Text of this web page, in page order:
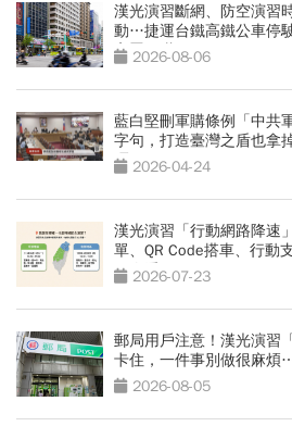
漢光演習斷網、防空演習
動…捷運台鐵高鐵公車停
高罰15萬
2026-08-06
藍白堅刪軍購條例「中共
字句，打造臺灣之盾也拿
嗎 2026-04-24
漢光演習「行動網路降速
單、QR Code搭車、行動
一次看
2026-07-23
郵局用戶注意！漢光演習
卡住，一件事別做很麻煩
2026-08-05